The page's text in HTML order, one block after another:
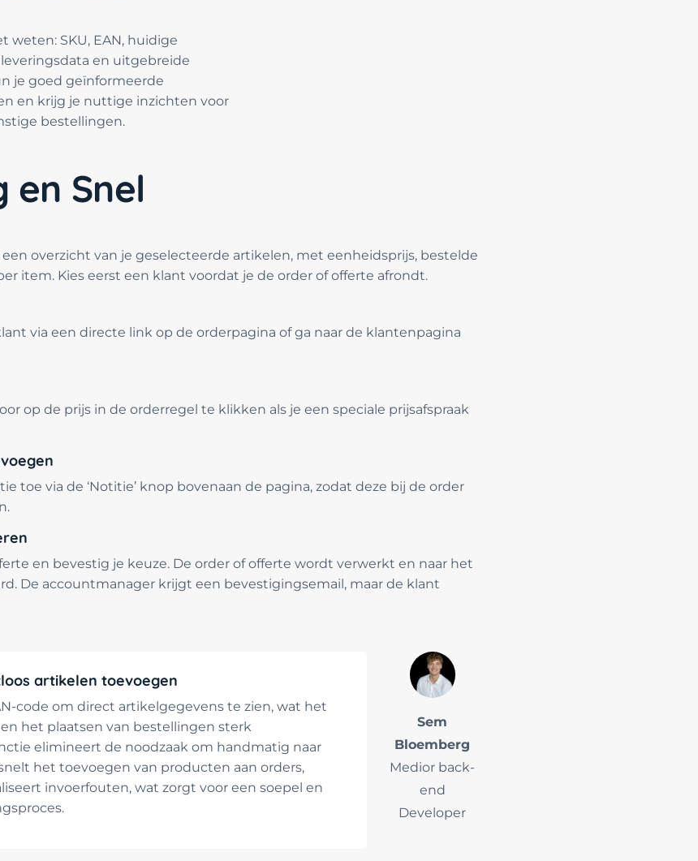
weten: SKU, EAN, huidige
en uitgebreide
je goed geïnformeerde
en krijg je nuttige inzichten voor
bestellingen.
en Snel
overzicht van je geselecteerde artikelen, met eenheidsprijs, bestelde
item. Kies eerst een klant voordat je de order of offerte afrondt.
via een directe link op de orderpagina of ga naar de klantenpagina
op de prijs in de orderregel te klikken als je een speciale prijsafspraak
toe via de ‘Notitie’ knop bovenaan de pagina, zodat deze bij de order
en bevestig je keuze. De order of offerte wordt verwerkt en naar het
De accountmanager krijgt een bevestigingsemail, maar de klant
artikelen toevoegen
code om direct artikelgegevens te zien, wat het
het plaatsen van bestellingen sterk
elimineert de noodzaak om handmatig naar
het toevoegen van producten aan orders,
invoerfouten, wat zorgt voor een soepel en
Sem
Bloemberg
Medior back-
end
Developer